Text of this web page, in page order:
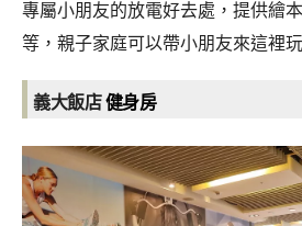
專屬小朋友的放電好去處，提供繪
等，親子家庭可以帶小朋友來這裡玩
義大飯店健身房